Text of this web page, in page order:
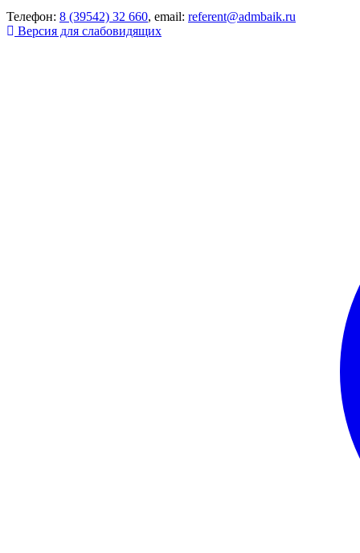
Телефон: 8 (39542) 32 660, email: referent@admbaik.ru
Версия для слабовидящих